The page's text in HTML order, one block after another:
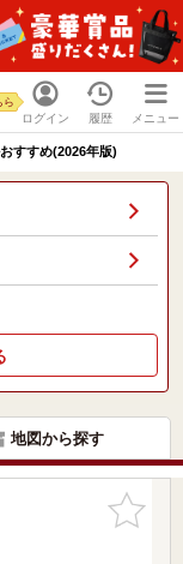
ログイン
ら
履歴 メニュー
すすめ(2026年版)
地図から探す
お気に入
りに追加